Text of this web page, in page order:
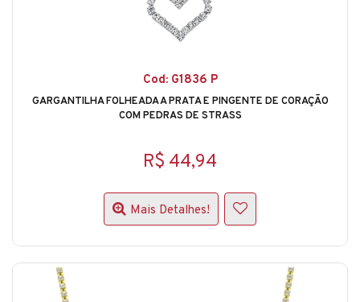
Cod: G1836 P
GARGANTILHA FOLHEADA A PRATA E PINGENTE DE CORAÇÃO
COM PEDRAS DE STRASS
R$ 44,94
Mais Detalhes!